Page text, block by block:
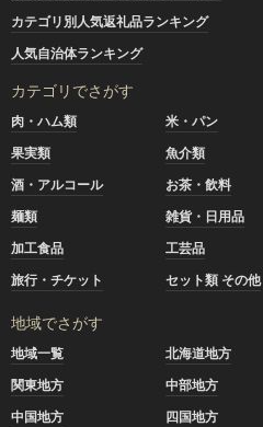
カテゴリ別人気返礼品ランキング
人気自治体ランキング
カテゴリでさがす
肉・ハム類 米・パン
果実類
魚介類
酒・アルコール
お茶・飲料
麺類
雑貨・日用品
加工食品
工芸品
旅行・チケット
セット類 その他
地域でさがす
地域一覧 北海道地方
関東地方
中部地方
中国地方
四国地方